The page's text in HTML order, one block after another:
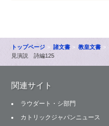
トップページ 諸文書 教皇文書
見演説 詩編125
関連サイト
ラウダート・シ部門
カトリックジャパンニュース